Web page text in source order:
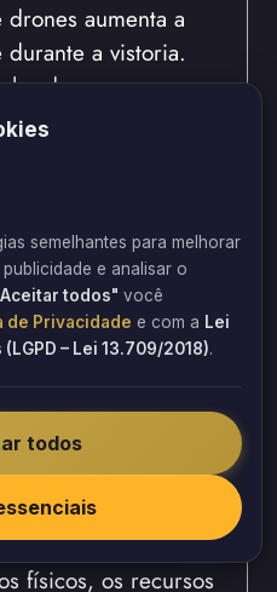
aumenta a
a vistoria.
reduz a
complexos e
contribui para
de segurança mais
dados coletados
interpretados por
pois somente a
melhoram
técnico
físicos, os recursos
semelhantes para melhorar
e analisar o
todos" você
de Privacidade e com a Lei
– Lei 13.709/2018).
todos